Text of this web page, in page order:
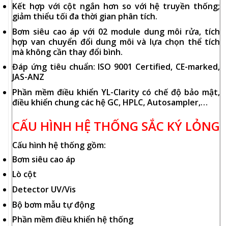
Kết hợp với cột ngắn hơn so với hệ truyền thống;
giảm thiểu tối đa thời gian phân tích.
Bơm siêu cao áp với 02 module dung môi rửa, tích
hợp van chuyển đổi dung môi và lựa chọn thể tích
mà không cần thay đổi bình.
Đáp ứng tiêu chuẩn: ISO 9001 Certified, CE-marked,
JAS-ANZ
Phần mềm điều khiển YL-Clarity có chế độ bảo mật,
điều khiển chung các hệ GC, HPLC, Autosampler,…
CẤU HÌNH HỆ THỐNG SẮC KÝ LỎNG
Cấu hình hệ thống gồm:
Bơm siêu cao áp
Lò cột
Detector UV/Vis
Bộ bơm mẫu tự động
Phần mềm điều khiển hệ thống